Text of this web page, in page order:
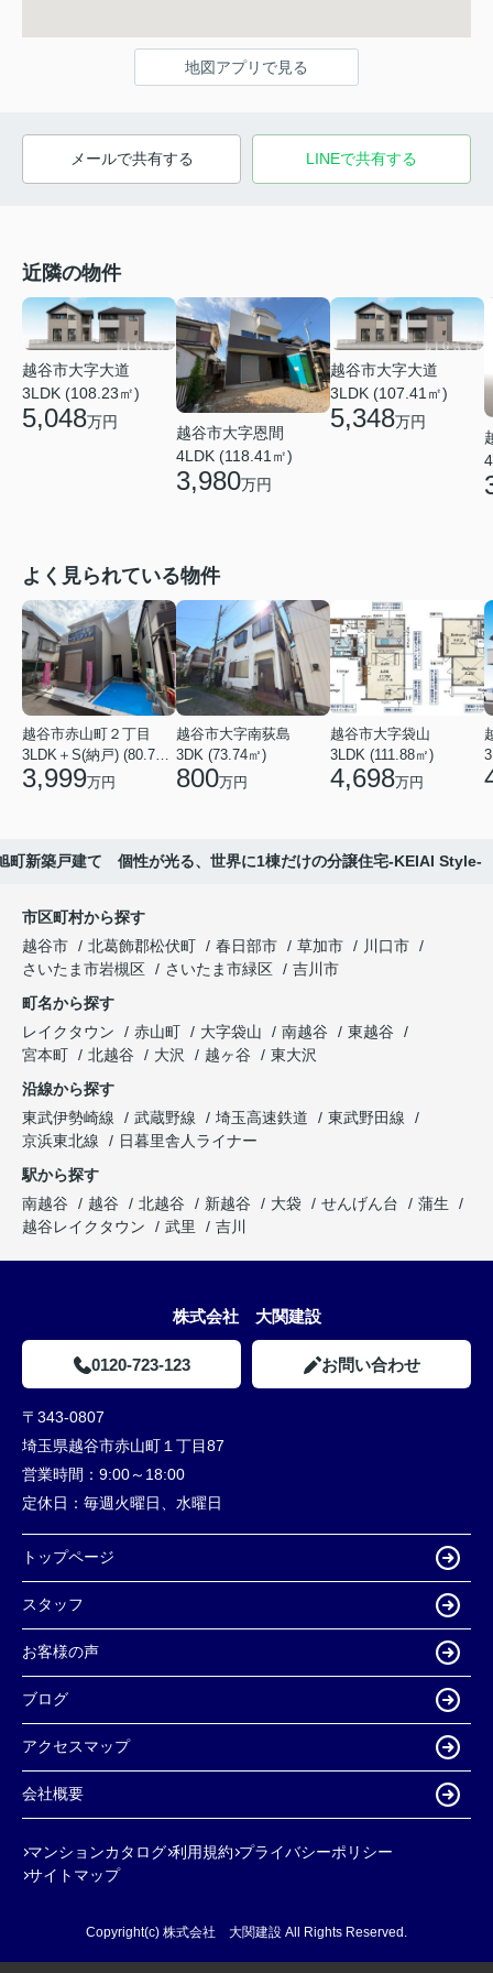
地図アプリで見る
メールで共有する LINEで共有する
近隣の物件
越谷市大字大道
3LDK (108.23㎡)
5,048万円
越谷市大字恩間
4LDK (118.41㎡)
3,980万円
越谷市大字大道
3LDK (107.41㎡)
5,348万円
よく見られている物件
越谷市赤山町２丁目
3,999万円
越谷市大字南荻島
3DK (73.74㎡)
800万円
越谷市大字袋山
3LDK (111.88㎡)
4,698万円
町新築戸建て 個性が光る、世界に1棟だけの分譲住宅-KEIAI Style-
市区町村から探す
越谷市
北葛飾郡松伏町 春日部市 草加市
川口市
さいたま市岩槻区
さいたま市緑区
吉川市
町名から探す
レイクタウン
赤山町 大字袋山 南越谷
東越谷
宮本町
北越谷 大沢 越ヶ谷
東大沢
沿線から探す
東武伊勢崎線
武蔵野線 埼玉高速鉄道
東武野田線
京浜東北線
日暮里舎人ライナー
駅から探す
南越谷
越谷 北越谷 新越谷 大袋 せんげん台
蒲生
越谷レイクタウン
武里 吉川
株式会社 大関建設
0120-723-123 お問い合わせ
〒343-0807
埼玉県越谷市赤山町１丁目87
営業時間： 9:00～18:00
定休日： 毎週火曜日、水曜日
トップページ
スタッフ
お客様の声
ブログ
アクセスマップ
会社概要
マンションカタログ 利用規約 プライバシーポリシー
サイトマップ
Copyright(c) 株式会社 大関建設 All Rights Reserved.